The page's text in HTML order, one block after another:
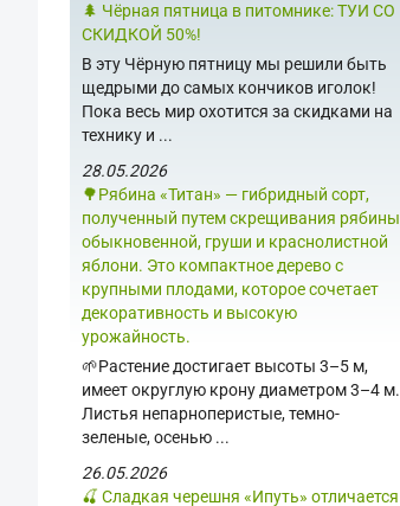
🌲 Чёрная пятница в питомнике: ТУИ СО
СКИДКОЙ 50%!
В эту Чёрную пятницу мы решили быть
щедрыми до самых кончиков иголок!
Пока весь мир охотится за скидками на
технику и ...
28.05.2026
🌳Рябина «Титан» — гибридный сорт,
полученный путем скрещивания рябины
обыкновенной, груши и краснолистной
яблони. Это компактное дерево с
крупными плодами, которое сочетает
декоративность и высокую
урожайность.
🌱Растение достигает высоты 3–5 м,
имеет округлую крону диаметром 3–4 м.
Листья непарноперистые, темно-
зеленые, осенью ...
26.05.2026
🍒 Сладкая черешня «Ипуть» отличается